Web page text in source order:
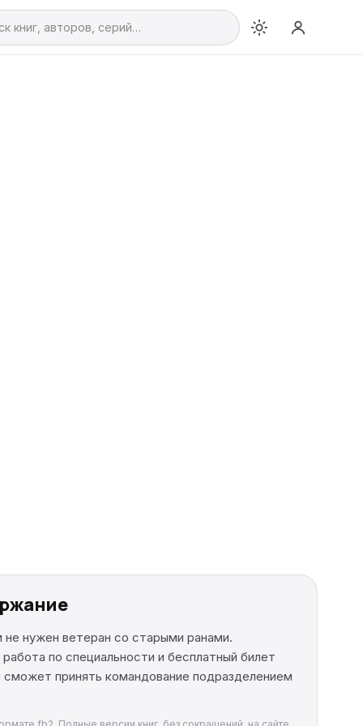
нужен ветеран со старыми ранами.
по специальности и бесплатный билет
принять командование подразделением